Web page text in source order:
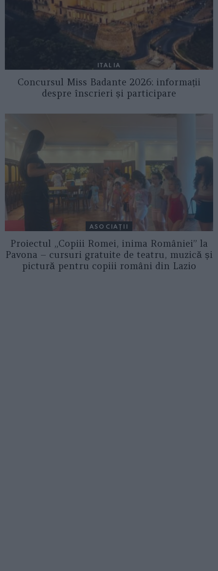
ITALIA
Concursul Miss Badante 2026: informații
despre înscrieri și participare
ASOCIAŢII
Proiectul „Copiii Romei, inima României” la
Pavona – cursuri gratuite de teatru, muzică și
pictură pentru copiii români din Lazio